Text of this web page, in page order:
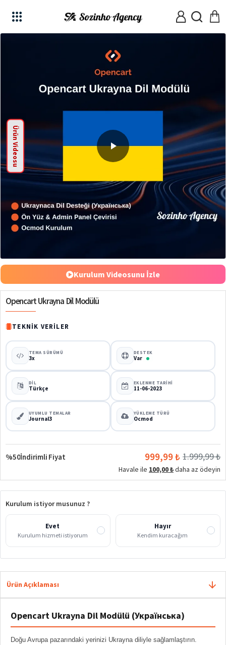
Ürün Videosu
%50
Kurulum Videosunu İzle
Opencart Ukrayna Dil Modülü
TEKNIK VERILER
TEMA SÜRÜMÜ
3x
DESTEK
Var
DIL
Türkçe
EKLENME TARIHI
11-06-2023
UYUMLU TEMALAR
Journal3
YÜKLEME TÜRÜ
Ocmod
İndirimli Fiyat
%50 999,99 ₺ 1.999,99 ₺
Havale ile 100,00 ₺daha az ödeyin
Kurulum istiyor musunuz ?
Evet
Kurulum hizmeti istiyorum
Hayır
Kendim kuracağım
Ürün Açıklaması
Opencart Ukrayna Dil Modülü (Українська)
Doğu Avrupa pazarındaki yerinizi Ukrayna diliyle sağlamlaştırın.